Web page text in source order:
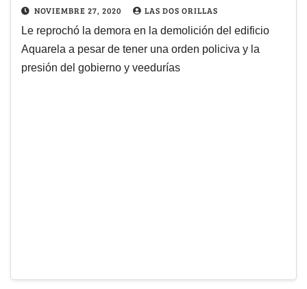
NOVIEMBRE 27, 2020 LAS DOS ORILLAS
Le reprochó la demora en la demolición del edificio
Aquarela a pesar de tener una orden policiva y la
presión del gobierno y veedurías